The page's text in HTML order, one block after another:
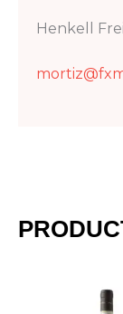
Henkell